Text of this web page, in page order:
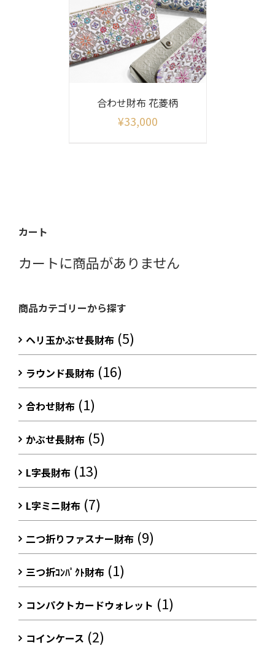
合わせ財布 花菱柄
¥33,000
カート
カートに商品がありません
商品カテゴリーから探す
ヘリ玉かぶせ長財布 (5)
ラウンド長財布 (16)
合わせ財布 (1)
かぶせ長財布 (5)
L字長財布 (13)
L字ミニ財布 (7)
二つ折りファスナー財布 (9)
三つ折ｺﾝﾊﾟｸﾄ財布 (1)
コンパクトカードウォレット (1)
コインケース (2)